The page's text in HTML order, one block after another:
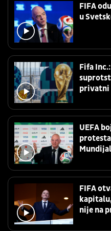
FIFA
u
Fifa
privatni
UEFA
FIFA
nije na